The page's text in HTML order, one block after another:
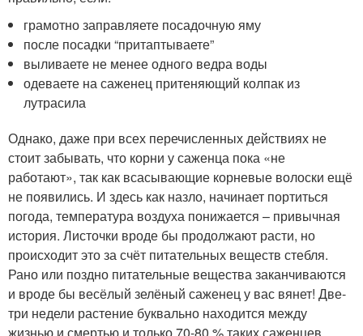
грамотно заправляете посадочную яму
после посадки “притаптываете”
выливаете не менее одного ведра воды
одеваете на саженец притеняющий колпак из
лутрасила
Однако, даже при всех перечисленных действиях не
стоит забывать, что корни у саженца пока «не
работают», так как всасывающие корневые волоски ещё
не появились. И здесь как назло, начинает портиться
погода, температура воздуха понижается – привычная
история. Листочки вроде бы продолжают расти, но
происходит это за счёт питательных веществ стебля.
Рано или поздно питательные вещества заканчиваются
и вроде бы весёлый зелёный саженец у вас вянет! Две-
три недели растение буквально находится между
жизнью и смертью и только 70-80 % таких саженцев